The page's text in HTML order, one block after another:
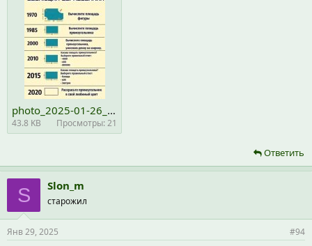
photo_2025-01-26_18-59-17.jpg
43.8 KB Просмотры: 21
Ответить
S Slon_m
старожил
Янв 29, 2025 #94